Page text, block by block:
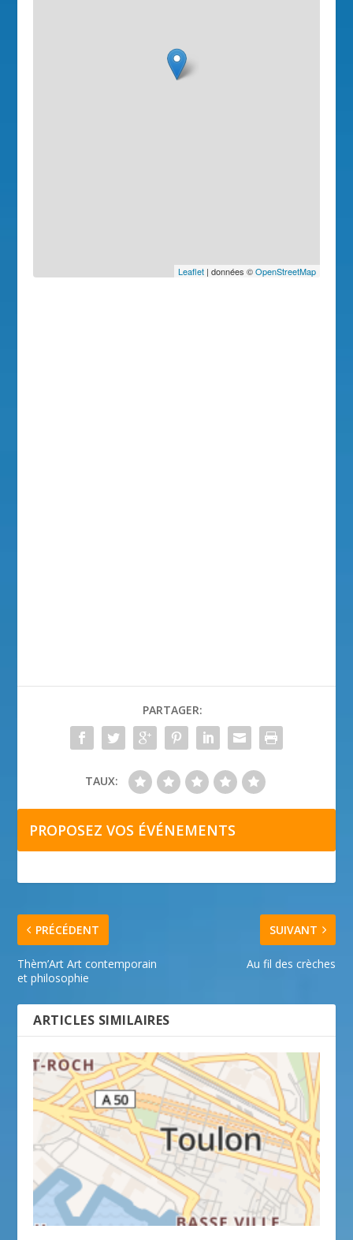
Leaflet| données ©OpenStreetMap
PARTAGER:
TAUX:
PROPOSEZ VOS ÉVÉNEMENTS
PRÉCÉDENT
Thèm’Art Art contemporain
et philosophie
SUIVANT
Au fil des crèches
ARTICLES SIMILAIRES